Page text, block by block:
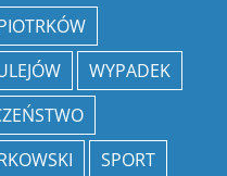
WYPADEK
SPORT